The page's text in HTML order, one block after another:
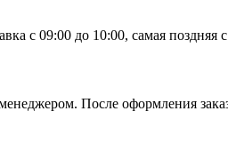
с 09:00 до 10:00, самая поздняя
После оформления